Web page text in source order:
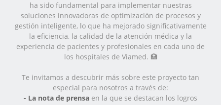
ha sido fundamental para implementar nuestras
soluciones innovadoras de optimización de procesos y
gestión inteligente, lo que ha mejorado significativamente
la eficiencia, la calidad de la atención médica y la
experiencia de pacientes y profesionales en cada uno de
los hospitales de Viamed. 🏥
Te invitamos a descubrir más sobre este proyecto tan
especial para nosotros a través de:
- La nota de prensa en la que se destacan los logros